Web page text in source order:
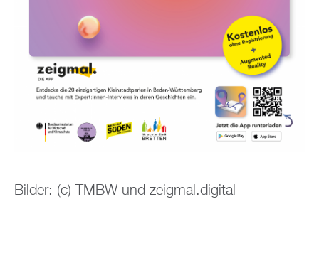
Bil­der: (c) TMBW und zeig­mal.di­gi­tal